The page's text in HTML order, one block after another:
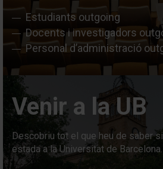
Estudiants outgoing
Docents i investigadors
Personal d’administració
Venir a la UB
Descobriu tot el que heu de saber
estada a la Universitat de Barcelona.